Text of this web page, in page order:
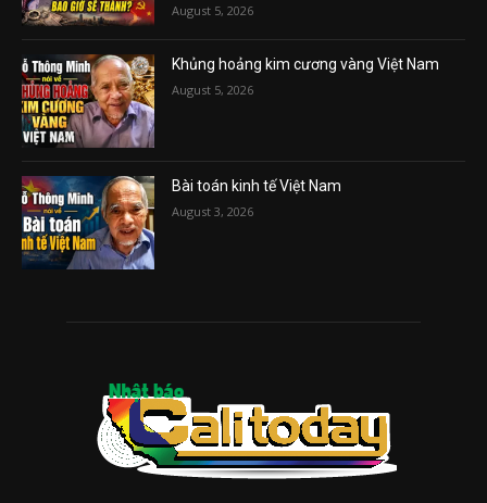
August 5, 2026
Khủng hoảng kim cương vàng Việt Nam
August 5, 2026
Bài toán kinh tế Việt Nam
August 3, 2026